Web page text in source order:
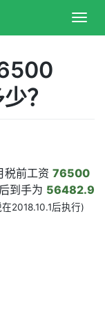
？
税前工资 76500
到手为 56482.9
2018.10.1后执行)